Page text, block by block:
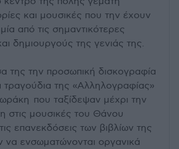
και μουσικές που την έχουν
από τις σημαντικότερες
δημιουργούς της γενιάς της.
της την προσωπική δισκογραφία
τραγούδια της «Αλληλογραφίας»
που ταξίδεψαν μέχρι την
στις μουσικές του Θάνου
επανεκδόσεις των βιβλίων της
να ενσωματώνονται οργανικά